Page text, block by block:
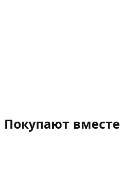
Покупают вместе